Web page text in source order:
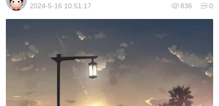
836
0
2024-5-16 10:51:17